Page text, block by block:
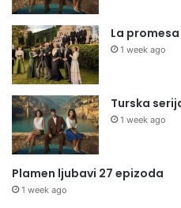
La
1 week ago
Turska
1 week ago
Plamen ljubavi 27 epizoda
1 week ago